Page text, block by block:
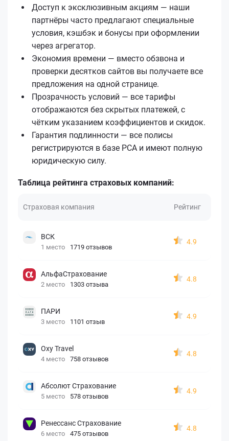
Доступ к эксклюзивным акциям — наши
партнёры часто предлагают специальные
условия, кэшбэк и бонусы при оформлении
через агрегатор.
Экономия времени — вместо обзвона и
проверки десятков сайтов вы получаете все
предложения на одной странице.
Прозрачность условий — все тарифы
отображаются без скрытых платежей, с
чётким указанием коэффициентов и скидок.
Гарантия подлинности — все полисы
регистрируются в базе РСА и имеют полную
юридическую силу.
Таблица рейтинга страховых компаний:
Страховая компания Рейтинг
ВСК
1 место 1719 отзывов
4.9
АльфаСтрахование
2 место 1303 отзыва
4.8
ПАРИ
3 место 1101 отзыв
4.9
Oxy Travel
4 место 758 отзывов
4.8
Абсолют Страхование
5 место 578 отзывов
4.9
Ренессанс Страхование
6 место 475 отзывов
4.8